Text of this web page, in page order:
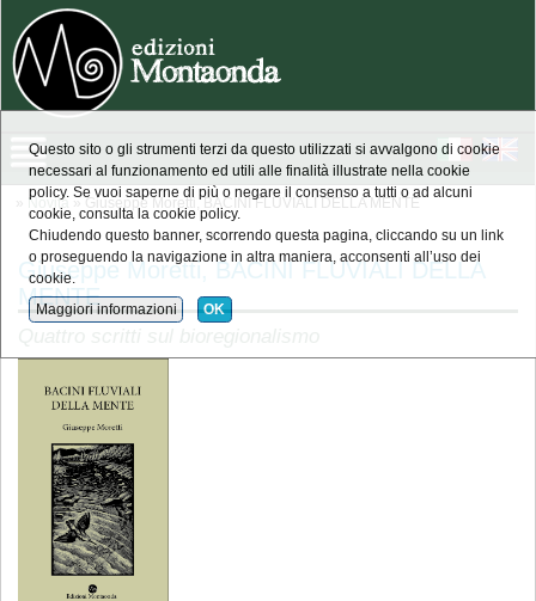
» Novità » Giuseppe Moretti, BACINI FLUVIALI DELLA MENTE
Giuseppe Moretti, BACINI FLUVIALI DELLA
MENTE
Questo sito o gli strumenti terzi da questo utilizzati si avvalgono di cookie
necessari al funzionamento ed utili alle finalità illustrate nella cookie
policy. Se vuoi saperne di più o negare il consenso a tutti o ad alcuni
cookie, consulta la cookie policy.
Chiudendo questo banner, scorrendo questa pagina, cliccando su un link
o proseguendo la navigazione in altra maniera, acconsenti all’uso dei
cookie.
Maggiori informazioni OK